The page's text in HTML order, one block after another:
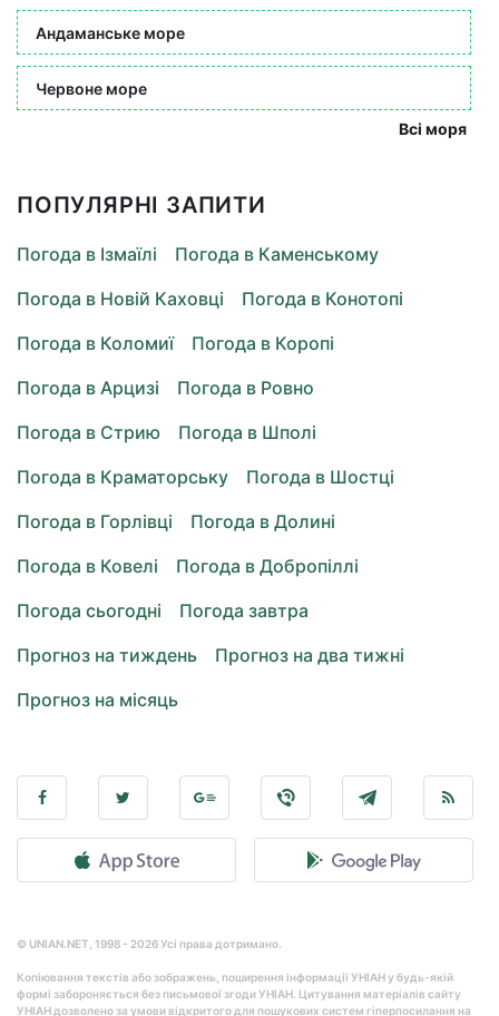
Андаманське море
Червоне море
Всі моря
ПОПУЛЯРНІ ЗАПИТИ
Погода в Ізмаїлі
Погода в Каменському
Погода в Новій Каховці
Погода в Конотопі
Погода в Коломиї
Погода в Коропі
Погода в Арцизі
Погода в Ровно
Погода в Стрию
Погода в Шполі
Погода в Краматорську
Погода в Шостці
Погода в Горлівці
Погода в Долині
Погода в Ковелі
Погода в Добропіллі
Погода сьогодні
Погода завтра
Прогноз на тиждень
Прогноз на два тижні
Прогноз на місяць
© UNIAN.NET, 1998 - 2026 Усі права дотримано.
Копіювання текстів або зображень, поширення інформації УНІАН у будь-якій
формі забороняється без письмової згоди УНІАН. Цитування матеріалів сайту
УНІАН дозволено за умови відкритого для пошукових систем гіперпосилання на